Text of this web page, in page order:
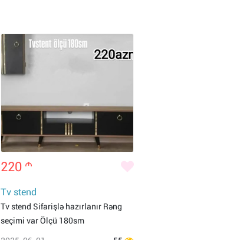
220 m
Tv stend
Tv stend Sifarişlə hazırlanır Rəng
seçimi var Ölçü 180sm